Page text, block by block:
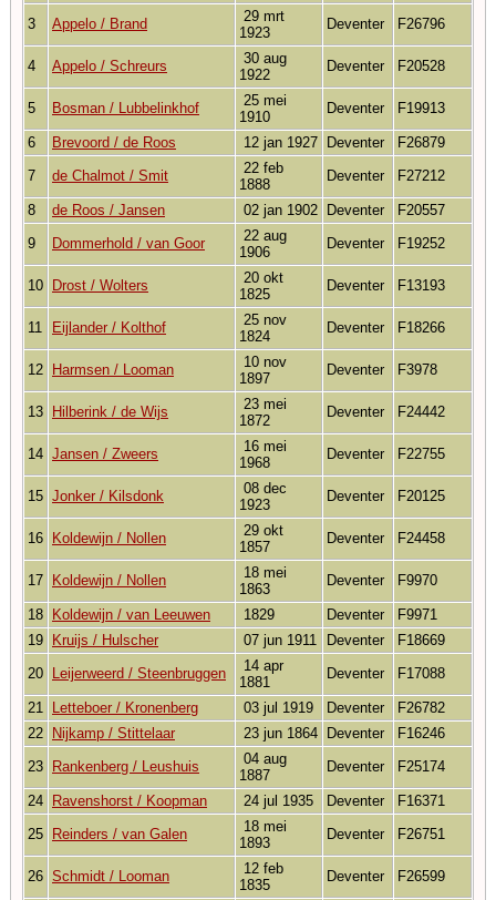
3 Appelo / Brand
29 mrt
1923
Deventer F26796
4 Appelo / Schreurs
30 aug
1922
Deventer F20528
5 Bosman / Lubbelinkhof
25 mei
1910
Deventer F19913
6 Brevoord / de Roos 12 jan 1927 Deventer
F26879
7
de Chalmot / Smit
22 feb
1888
Deventer F27212
8 de Roos / Jansen 02 jan 1902 Deventer
F20557
9
Dommerhold / van Goor
22 aug
1906
Deventer F19252
10 Drost / Wolters
20 okt
1825
Deventer F13193
11 Eijlander / Kolthof
25 nov
1824
Deventer F18266
12 Harmsen / Looman
10 nov
1897
Deventer F3978
13 Hilberink / de Wijs
23 mei
1872
Deventer F24442
14 Jansen / Zweers
16 mei
1968
Deventer F22755
15 Jonker / Kilsdonk
08 dec
1923
Deventer F20125
16 Koldewijn / Nollen
29 okt
1857
Deventer F24458
17 Koldewijn / Nollen
18 mei
1863
Deventer F9970
18 Koldewijn / van Leeuwen 1829 Deventer
F9971
19
Kruijs / Hulscher 07 jun 1911 Deventer
F18669
20
Leijerweerd / Steenbruggen
14 apr
1881
Deventer F17088
21 Letteboer / Kronenberg 03 jul 1919 Deventer
F26782
22
Nijkamp / Stittelaar 23 jun 1864 Deventer
F16246
23
Rankenberg / Leushuis
04 aug
1887
Deventer F25174
24 Ravenshorst / Koopman 24 jul 1935 Deventer
F16371
25
Reinders / van Galen
18 mei
1893
Deventer F26751
26 Schmidt / Looman
12 feb
1835
Deventer F26599